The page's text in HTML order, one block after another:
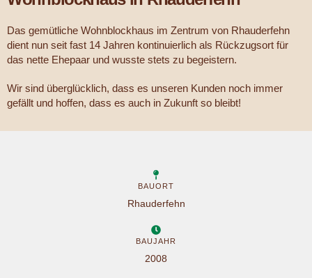
Das gemütliche Wohnblockhaus im Zentrum von Rhauderfehn
dient nun seit fast 14 Jahren kontinuierlich als Rückzugsort für
das nette Ehepaar und wusste stets zu begeistern.
Wir sind überglücklich, dass es unseren Kunden noch immer
gefällt und hoffen, dass es auch in Zukunft so bleibt!
BAUORT
Rhauderfehn
BAUJAHR
2008